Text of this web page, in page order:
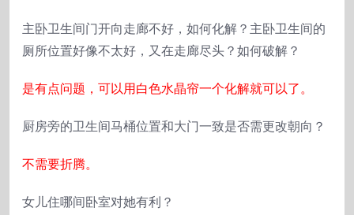
主卧卫生间门开向走廊不好，如何化解？主卧卫生间的
厕所位置好像不太好，又在走廊尽头？如何破解？
是有点问题，可以用白色水晶帘一个化解就可以了。
厨房旁的卫生间马桶位置和大门一致是否需更改朝向？
不需要折腾。
女儿住哪间卧室对她有利？